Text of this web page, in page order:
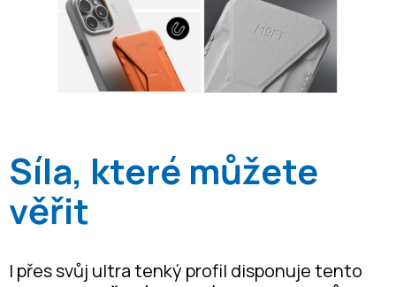
Síla, které můžete
věřit
I přes svůj ultra tenký profil disponuje tento